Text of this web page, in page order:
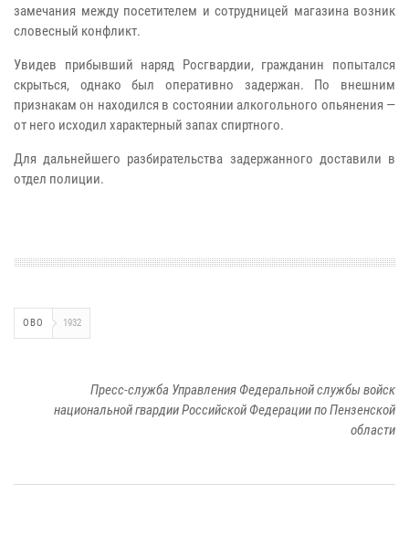
замечания между посетителем и сотрудницей магазина возник
словесный конфликт.
Увидев прибывший наряд Росгвардии, гражданин попытался
скрыться, однако был оперативно задержан. По внешним
признакам он находился в состоянии алкогольного опьянения —
от него исходил характерный запах спиртного.
Для дальнейшего разбирательства задержанного доставили в
отдел полиции.
ОВО 1932
Пресс-служба Управления Федеральной службы войск
национальной гвардии Российской Федерации по Пензенской
области